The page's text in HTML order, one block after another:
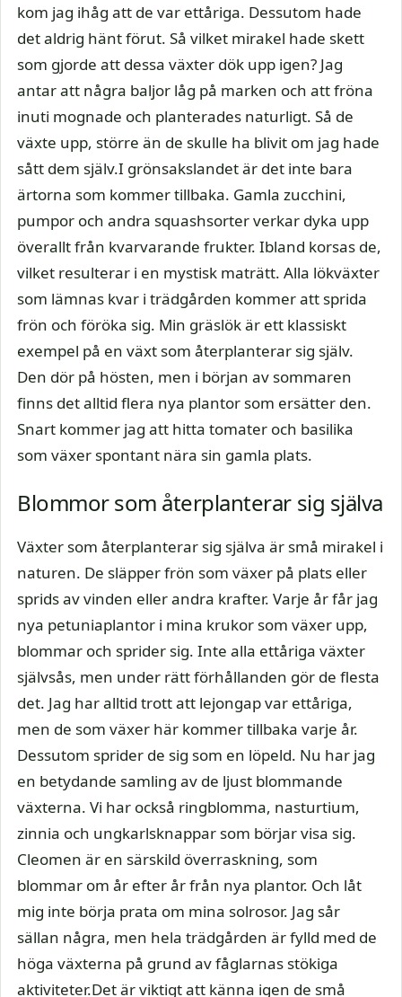
kom jag ihåg att de var ettåriga. Dessutom hade
det aldrig hänt förut. Så vilket mirakel hade skett
som gjorde att dessa växter dök upp igen? Jag
antar att några baljor låg på marken och att fröna
inuti mognade och planterades naturligt. Så de
växte upp, större än de skulle ha blivit om jag hade
sått dem själv.I grönsakslandet är det inte bara
ärtorna som kommer tillbaka. Gamla zucchini,
pumpor och andra squashsorter verkar dyka upp
överallt från kvarvarande frukter. Ibland korsas de,
vilket resulterar i en mystisk maträtt. Alla lökväxter
som lämnas kvar i trädgården kommer att sprida
frön och föröka sig. Min gräslök är ett klassiskt
exempel på en växt som återplanterar sig själv.
Den dör på hösten, men i början av sommaren
finns det alltid flera nya plantor som ersätter den.
Snart kommer jag att hitta tomater och basilika
som växer spontant nära sin gamla plats.
Blommor som återplanterar sig själva
Växter som återplanterar sig själva är små mirakel i
naturen. De släpper frön som växer på plats eller
sprids av vinden eller andra krafter. Varje år får jag
nya petuniaplantor i mina krukor som växer upp,
blommar och sprider sig. Inte alla ettåriga växter
självsås, men under rätt förhållanden gör de flesta
det. Jag har alltid trott att lejongap var ettåriga,
men de som växer här kommer tillbaka varje år.
Dessutom sprider de sig som en löpeld. Nu har jag
en betydande samling av de ljust blommande
växterna. Vi har också ringblomma, nasturtium,
zinnia och ungkarlsknappar som börjar visa sig.
Cleomen är en särskild överraskning, som
blommar om år efter år från nya plantor. Och låt
mig inte börja prata om mina solrosor. Jag sår
sällan några, men hela trädgården är fylld med de
höga växterna på grund av fåglarnas stökiga
aktiviteter.Det är viktigt att känna igen de små